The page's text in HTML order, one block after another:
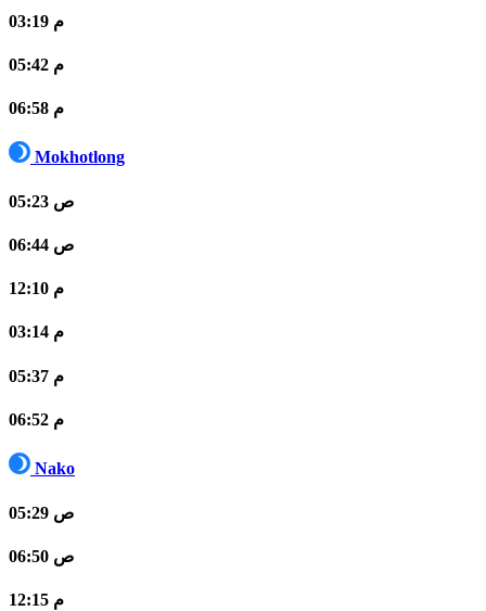
03:19 م
05:42 م
06:58 م
Mokhotlong
05:23 ص
06:44 ص
12:10 م
03:14 م
05:37 م
06:52 م
Nako
05:29 ص
06:50 ص
12:15 م